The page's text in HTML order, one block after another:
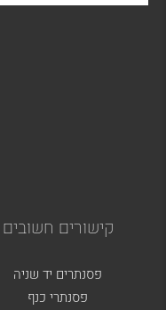
קישורים חשובים
פסנתרים יד שניה
פסנתרי כנף